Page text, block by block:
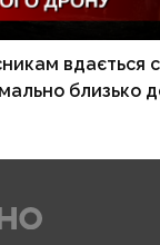
вдається
близько